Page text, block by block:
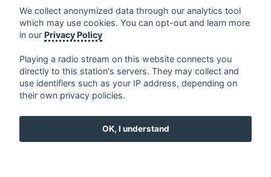
MUSIC
français ⋅ english ⋅ deutsch
ελληνικά
⋅ norsk ⋅ suomi
We collect anonymized data through our analytics tool
which may use cookies. You can opt-out and learn more
in our Privacy Policy
Playing a radio stream on this website connects you
directly to this station's servers. They may collect and
use identifiers such as your IP address, depending on
their own privacy policies.
OK, I understand